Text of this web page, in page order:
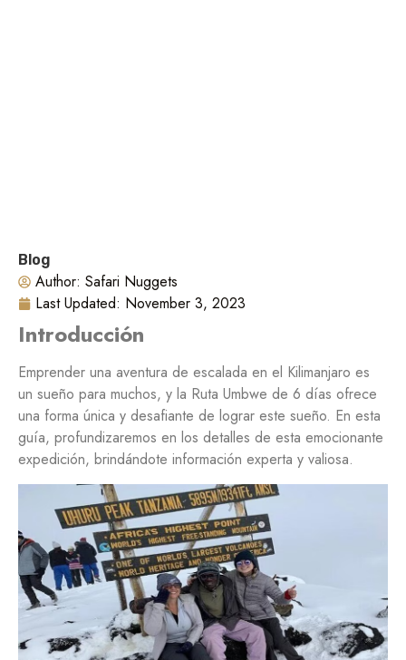
Blog
Author: Safari Nuggets
Last Updated: November 3, 2023
Introducción
Emprender una aventura de escalada en el Kilimanjaro es
un sueño para muchos, y la Ruta Umbwe de 6 días ofrece
una forma única y desafiante de lograr este sueño. En esta
guía, profundizaremos en los detalles de esta emocionante
expedición, brindándote información experta y valiosa.